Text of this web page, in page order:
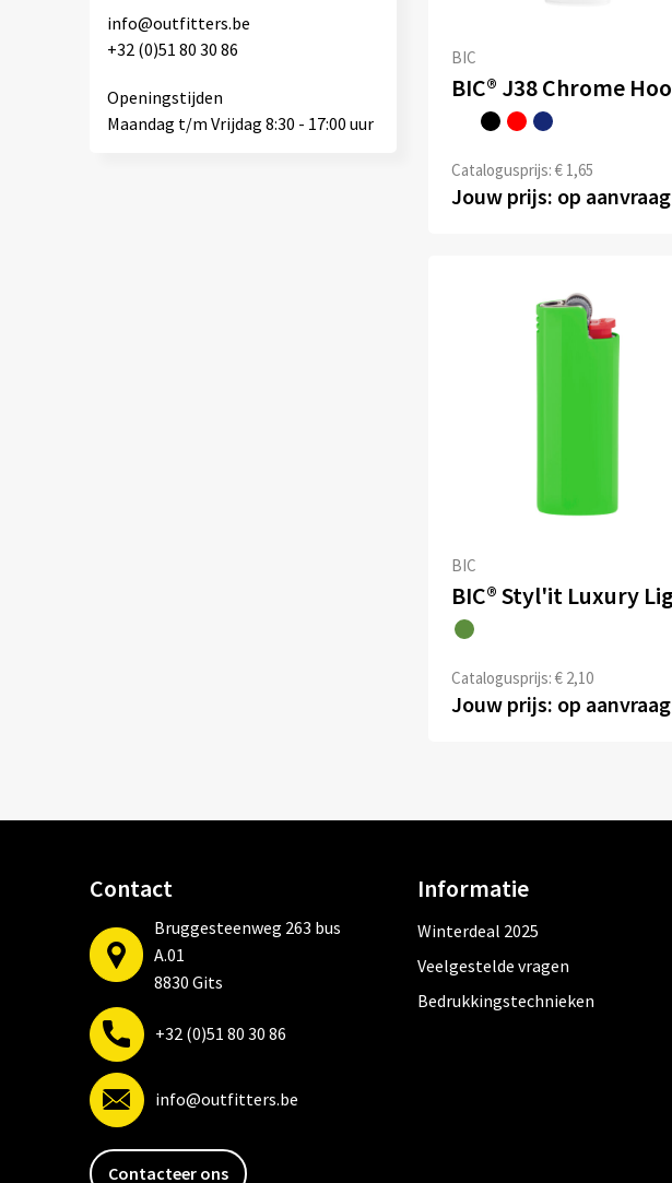
info@outfitters.be
+32 (0)51 80 30 86
Openingstijden
Maandag t/m Vrijdag 8:30 - 17:00 uur
BIC
Catalogusprijs: € 1,65
Jouw prijs: op aanvraag
BIC
Catalogusprijs: € 2,10
Jouw prijs: op aanvraag
Contact
Bruggesteenweg 263 bus
A.01
8830 Gits
+32 (0)51 80 30 86
info@outfitters.be
Contacteer ons
Informatie
Winterdeal 2025
Veelgestelde vragen
Bedrukkingstechnieken